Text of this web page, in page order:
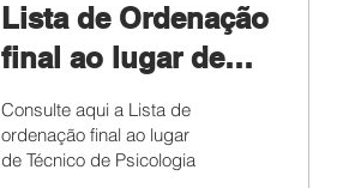
Lista de Ordenação
final ao lugar de
Técnicos
Superiores -
Técnico/a de
Consulte aqui a Lista de
ordenação final ao lugar
de Técnico de Psicologia